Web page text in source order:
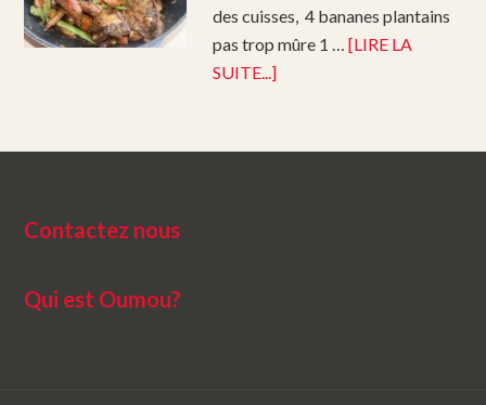
des cuisses, 4 bananes plantains
pas trop mûre 1 …[LIRE LA
SUITE...]
Contactez nous
Qui est Oumou?